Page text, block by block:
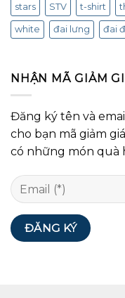
stars STV t-shirt
white đai lưng đai
NHẬN MÃ GIẢM
Đăng ký tên và
cho bạn mã giảm
có những món quà